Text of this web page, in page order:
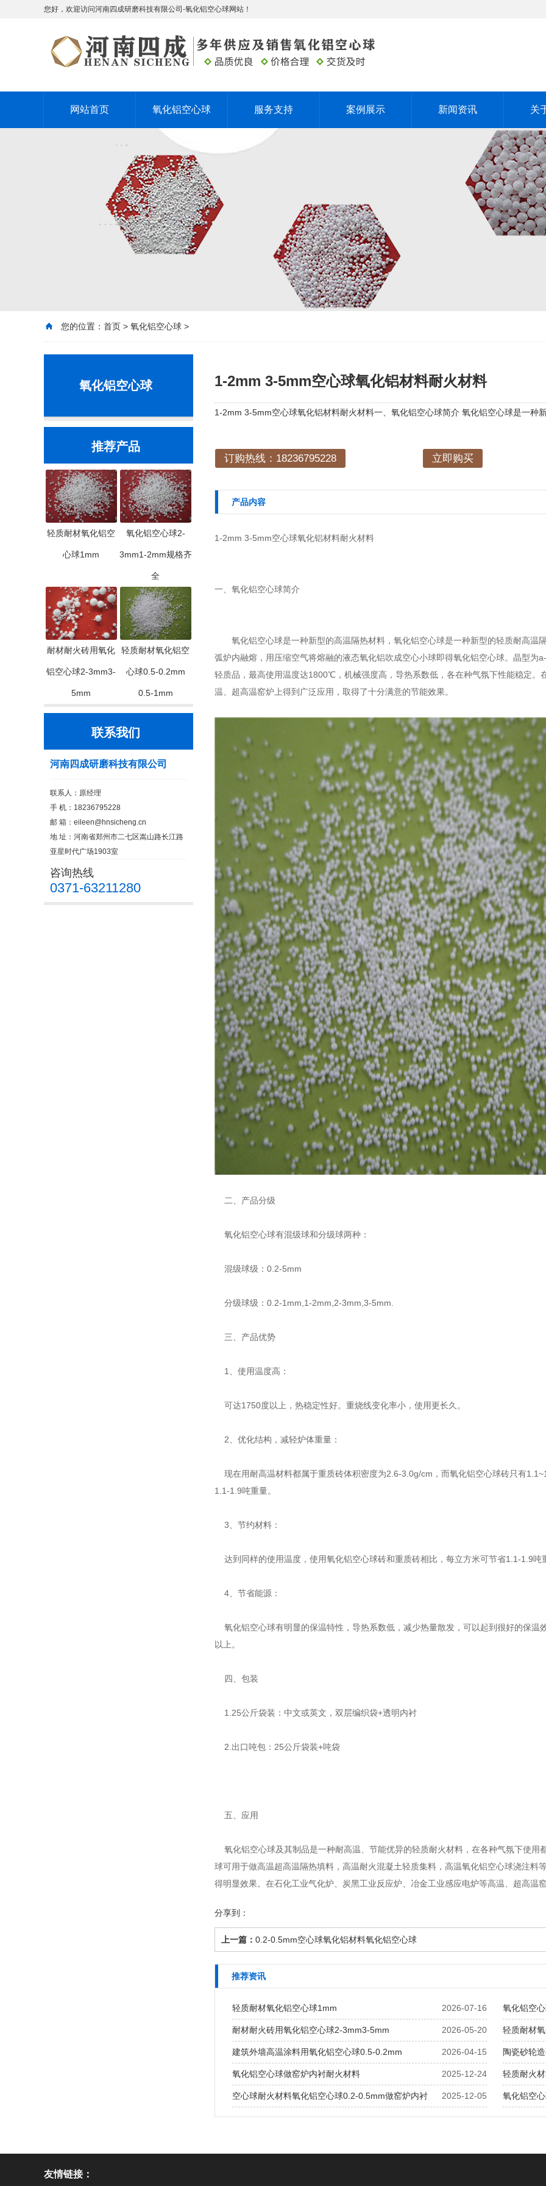
您好，欢迎访问河南四成研磨科技有限公司-氧化铝空心球网站！
网站首页 氧化铝空心球 服务支持 案例展示 新闻资讯 关
您的位置： 首页 > 氧化铝空心球 >
氧化铝空心球
推荐产品
轻质耐材氧化铝空
心球1mm
氧化铝空心球2-
3mm1-2mm规格齐
全
耐材耐火砖用氧化
铝空心球2-3mm3-
5mm
轻质耐材氧化铝空
心球0.5-0.2mm
0.5-1mm
联系我们
河南四成研磨科技有限公司
联系人：原经理
手 机：18236795228
邮 箱： eileen@hnsicheng.cn
地 址：河南省郑州市二七区嵩山路长江路
亚星时代广场1903室
咨询热线
0371-63211280
1-2mm 3-5mm空心球氧化铝材料耐火材料
1-2mm 3-5mm空心球氧化铝材料耐火材料一、氧化铝空心球简介 氧化铝空心球是一种
订购热线：18236795228 立即购买
产品内容
1-2mm 3-5mm空心球氧化铝材料耐火材料
一、氧化铝空心球简介
氧化铝空心球是一种新型的高温隔热材料，氧化铝空心球是一种新型的轻质耐高温
弧炉内融熔，用压缩空气将熔融的液态氧化铝吹成空心小球即得氧化铝空心球。晶型
轻质品，最高使用温度达1800℃，机械强度高，导热系数低，各在种气氛下性能稳定
温、超高温窑炉上得到广泛应用，取得了十分满意的节能效果。
二、产品分级
氧化铝空心球有混级球和分级球两种：
混级球级：0.2-5mm
分级球级：0.2-1mm,1-2mm,2-3mm,3-5mm.
三、产品优势
1、使用温度高：
可达1750度以上，热稳定性好。重烧线变化率小，使用更长久。
2、优化结构，减轻炉体重量：
现在用耐高温材料都属于重质砖体积密度为2.6-3.0g/cm，而氧化铝空心球砖只有
1.1-1.9吨重量。
3、节约材料：
达到同样的使用温度，使用氧化铝空心球砖和重质砖相比，每立方米可节省1.1-1.9吨
4、节省能源：
氧化铝空心球有明显的保温特性，导热系数低，减少热量散发，可以起到很好的保温
以上。
四、包装
1.25公斤袋装：中文或英文，双层编织袋+透明内衬
2.出口吨包：25公斤袋装+吨袋
五、应用
氧化铝空心球及其制品是一种耐高温、节能优异的轻质耐火材料，在各种气氛下使
球可用于做高温超高温隔热填料，高温耐火混凝土轻质集料，高温氧化铝空心球浇注料
得明显效果。在石化工业气化炉、炭黑工业反应炉、冶金工业感应电炉等高温、超高温
分享到：
上一篇： 0.2-0.5mm空心球氧化铝材料氧化铝空心球
推荐资讯
2026-07-16
轻质耐材氧化铝空心球1mm 氧化铝空
2026-05-20
耐材耐火砖用氧化铝空心球2-3mm3-5mm 轻质耐材
2026-04-15
建筑外墙高温涂料用氧化铝空心球0.5-0.2mm 陶瓷砂轮
2025-12-24
氧化铝空心球做窑炉内衬耐火材料 轻质耐火
2025-12-05
空心球耐火材料氧化铝空心球0.2-0.5mm做窑炉内衬 氧化铝空
友情链接：